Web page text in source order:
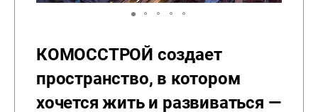
КОМОССТРОЙ создает
пространство, в котором
хочется жить и развиваться —